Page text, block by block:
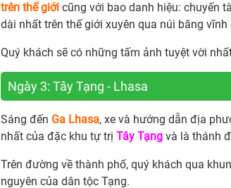
trên thế giới cũng với bao danh hiệu: chuyến
dài nhất trên thế giới xuyên qua núi băng
Quý khách sẽ có những tấm ảnh tuyệt vời
Ngày 3: Tây Tạng - Lhasa
Sáng đến Ga Lhasa, xe và hướng dẫn địa
nhất của đặc khu tự trị Tây Tạng và là thánh
Trên đường về thành phố, quý khách qua
nguyên của dân tộc Tạng.